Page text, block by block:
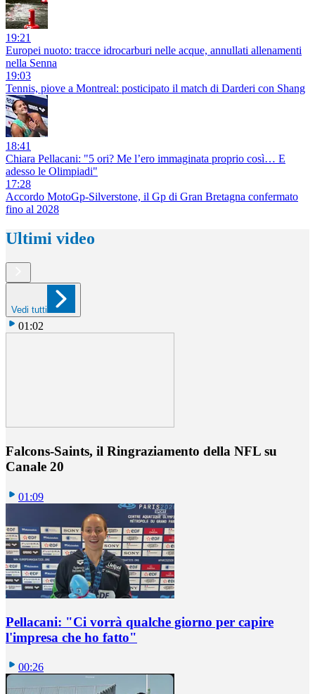
19:21
Europei nuoto: tracce idrocarburi nelle acque, annullati allenamenti
nella Senna
19:03
Tennis, piove a Montreal: posticipato il match di Darderi con Shang
18:41
Chiara Pellacani: "5 ori? Me l’ero immaginata proprio così… E
adesso le Olimpiadi"
17:28
Accordo MotoGp-Silverstone, il Gp di Gran Bretagna confermato
fino al 2028
Ultimi video
Vedi tutti
01:02
Falcons-Saints, il Ringraziamento della NFL su
Canale 20
01:09
Pellacani: "Ci vorrà qualche giorno per capire
l'impresa che ho fatto"
00:26